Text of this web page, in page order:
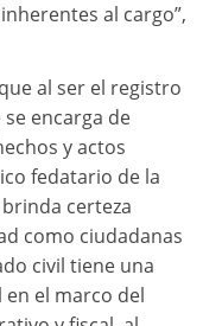
al cargo”,
al ser el registro
encarga de
y actos
fedatario de la
certeza
como ciudadanas
civil tiene una
el marco del